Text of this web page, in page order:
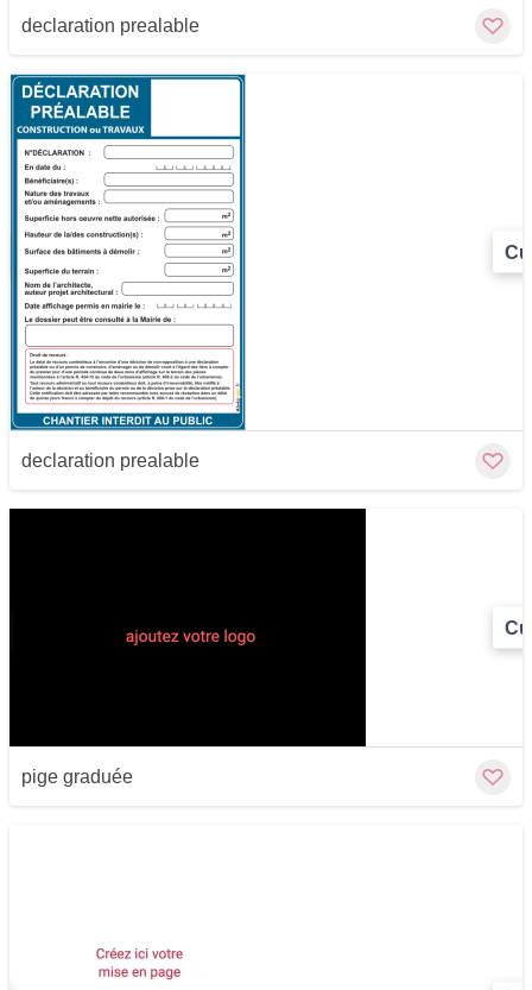
declaration prealable
declaration prealable
pige graduée